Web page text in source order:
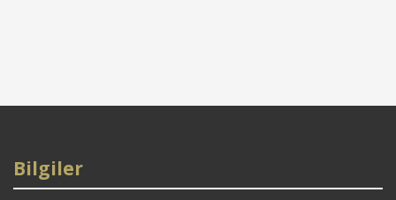
Bilgiler